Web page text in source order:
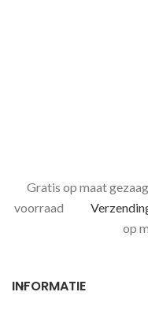
Gratis op maat
voorraad
op
INFORMATIE